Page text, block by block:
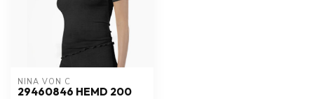
NINA VON C
29460846 HEMD 200